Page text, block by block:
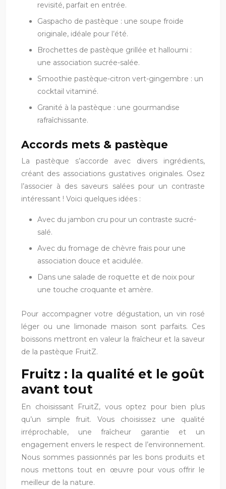
revisité, parfait en entrée.
Gaspacho de pastèque : une soupe froide
originale, idéale pour l’été.
Brochettes de pastèque grillée et halloumi :
une association sucrée-salée.
Smoothie pastèque-citron vert-gingembre : un
cocktail vitaminé.
Granité à la pastèque : une gourmandise
rafraîchissante.
Accords mets & pastèque
La pastèque s’accorde avec divers ingrédients,
créant des associations gustatives originales. Osez
l’associer à des saveurs salées pour un contraste
intéressant ! Voici quelques idées :
Avec du jambon cru pour un contraste sucré-
salé.
Avec du fromage de chèvre frais pour une
association douce et acidulée.
Dans une salade de roquette et de noix pour
une touche croquante et amère.
Pour accompagner votre dégustation, un vin rosé
léger ou une limonade maison sont parfaits. Ces
boissons mettront en valeur la fraîcheur et la saveur
de la pastèque FruitZ.
Fruitz : la qualité et le goût
avant tout
En choisissant FruitZ, vous optez pour bien plus
qu’un simple fruit. Vous choisissez une qualité
irréprochable, une fraîcheur garantie et un
engagement envers le respect de l’environnement.
Nous sommes passionnés par les bons produits et
nous mettons tout en œuvre pour vous offrir le
meilleur de la nature.